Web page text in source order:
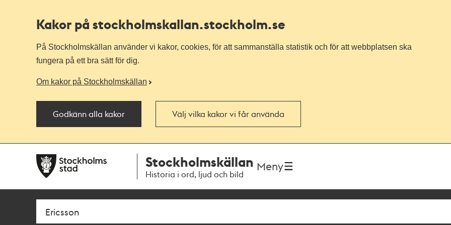
Kakor på stockholmskallan.stockholm.se
På Stockholmskällan använder vi kakor, cookies, för att sammanställa statistik och för att webbplatsen ska
fungera på ett bra sätt för dig.
Om kakor på Stockholmskällan
Godkänn alla kakor Välj vilka kakor vi får använda
navigationen
huvudinnehållet
Stockholmskällan
Historia i ord, ljud och bild
Meny
Sök